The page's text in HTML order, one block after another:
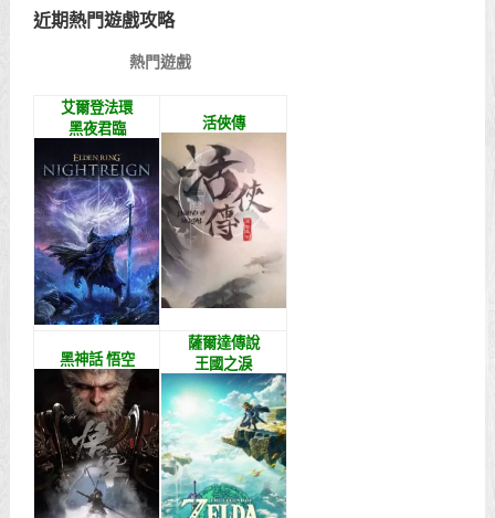
近期熱門遊戲攻略
熱門遊戲
艾爾登法環
黑夜君臨
活俠傳
黑神話 悟空
薩爾達傳說
王國之淚